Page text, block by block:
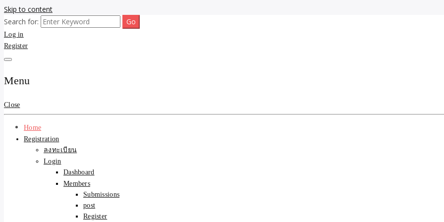
Skip to content
รับจ้างโพสต์ขายบ้าน ขายของ ติดหน้าแรก Google Ai
ความคุ้มค่า "ถูกและดีมีอยู่จริง" (เหมาะกับพ่อค้าแม่ค้า)
การันตีงานดี 100% ✨
ขายบ้านไม่ออก ขายสินค้าไม่ได้ บอกเรา! รับจ้างลงโพสต์อสังหาฯ รับโพสเว็บบอร์ดSEO ดันติดหน้าแรก Google AI ชัวร์ 🎯 … ให้เราจัดการให้! ด้วยร
Search for:
Log in
Register
Menu
Close
Home
Registration
ลงทะเบียน
Login
Dashboard
Members
Submissions
post
Register